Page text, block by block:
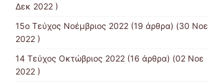
Δεκ 2022 )
15o Τεύχος Νοέμβριος 2022(19 άρθρα) (30 Νοε
2022 )
14 Tεύχος Οκτώβριος 2022(16 άρθρα) (02 Νοε
2022 )